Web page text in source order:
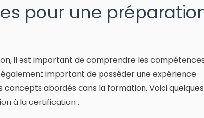
pour une
il est important de comprendre les
également important de posséder une expérience
abordés dans la formation. Voici quelques
à la certification :